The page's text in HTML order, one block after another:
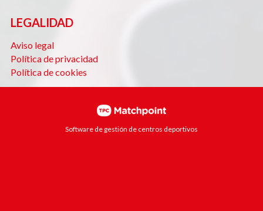
LEGALIDAD
Aviso legal
Política de privacidad
Política de cookies
Software de gestión de centros deportivos